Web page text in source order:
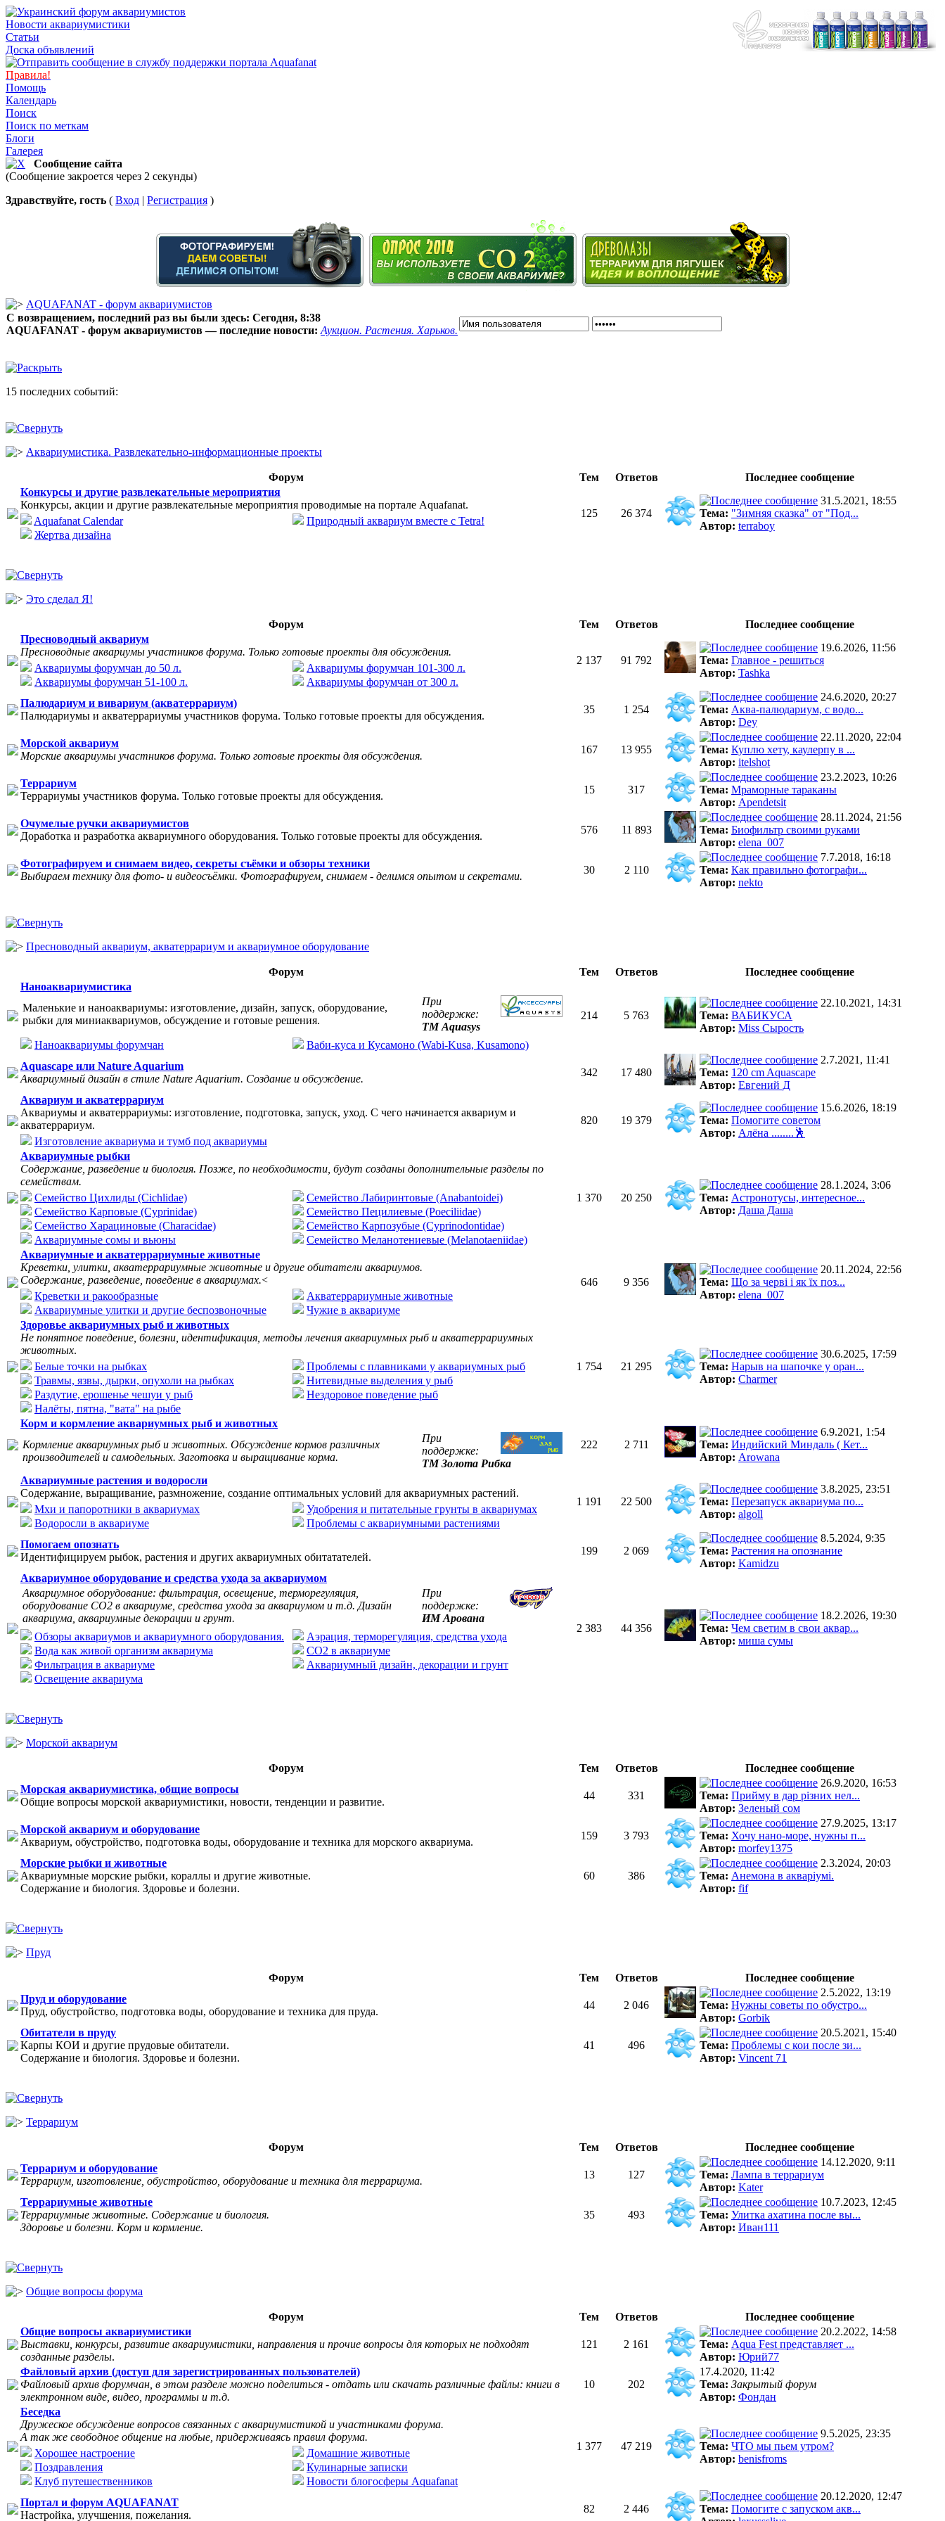
Новости аквариумистики
Статьи
Доска объявлений
Правила!
Помощь
Календарь
Поиск
Поиск по меткам
Блоги
Галерея
Сообщение сайта
(Сообщение закроется через 2 секунды)
Здравствуйте, гость ( Вход | Регистрация )
AQUAFANAT - форум аквариумистов
С возвращением, последний раз вы были здесь: Сегодня, 8:38
AQUAFANAT - форум аквариумистов — последние новости: Аукцион. Растения. Харьков.
15 последних событий:
Аквариумистика. Развлекательно-информационные проекты
Форум Тем Ответов
Последнее сообщение
Конкурсы и другие развлекательные мероприятия
Конкурсы, акции и другие развлекательные мероприятия проводимые на портале Aquafanat.
Aquafanat Calendar
Жертва дизайна
Природный аквариум вместе с Tetra!
125 26 374
31.5.2021, 18:55
Тема: "Зимняя сказка" от "Под...
Автор: terraboy
Это сделал Я!
Форум Тем Ответов
Последнее сообщение
Пресноводный аквариум
Пресноводные аквариумы участников форума. Только готовые проекты для обсуждения.
Аквариумы форумчан до 50 л.
Аквариумы форумчан 51-100 л.
Аквариумы форумчан 101-300 л.
Аквариумы форумчан от 300 л.
2 137 91 792
19.6.2026, 11:56
Тема: Главное - решиться
Автор: Tashka
Палюдариум и вивариум (акватеррариум)
Палюдариумы и акватеррариумы участников форума. Только готовые проекты для обсуждения.
35 1 254
24.6.2020, 20:27
Тема: Аква-палюдариум, с водо...
Автор: Dey
Морской аквариум
Морские аквариумы участников форума. Только готовые проекты для обсуждения.
167 13 955
22.11.2020, 22:04
Тема: Куплю хету, каулерпу в ...
Автор: itelshot
Террариум
Террариумы участников форума. Только готовые проекты для обсуждения.
15 317
23.2.2023, 10:26
Тема: Мраморные тараканы
Автор: Apendetsit
Очумелые ручки аквариумистов
Доработка и разработка аквариумного оборудования. Только готовые проекты для обсуждения.
576 11 893
28.11.2024, 21:56
Тема: Биофильтр своими руками
Автор: elena_007
Фотографируем и снимаем видео, секреты съёмки и обзоры техники
Выбираем технику для фото- и видеосъёмки. Фотографируем, снимаем - делимся опытом и секретами.
30 2 110
7.7.2018, 16:18
Тема: Как правильно фотографи...
Автор: nekto
Пресноводный аквариум, акватеррариум и аквариумное оборудование
Форум Тем Ответов
Последнее сообщение
Наноаквариумистика
Маленькие и наноаквариумы: изготовление, дизайн, запуск, оборудование,
рыбки для миниаквариумов, обсуждение и готовые решения.
При
поддержке:
ТМ Aquasys
Наноаквариумы форумчан
Ваби-куса и Кусамоно (Wabi-Kusa, Kusamono)
214 5 763
22.10.2021, 14:31
Тема: ВАБИКУСА
Автор: Miss Сырость
Aquascape или Nature Aquarium
Аквариумный дизайн в стиле Nature Aquarium. Создание и обсуждение.
342 17 480
2.7.2021, 11:41
Тема: 120 cm Aquascape
Автор: Евгений Д
Аквариум и акватеррариум
Аквариумы и акватеррариумы: изготовление, подготовка, запуск, уход. С чего начинается аквариум и
акватеррариум.
Изготовление аквариума и тумб под аквариумы
820 19 379
15.6.2026, 18:19
Тема: Помогите советом
Автор: Алёна ........🕺
Аквариумные рыбки
Содержание, разведение и биология. Позже, по необходимости, будут созданы дополнительные разделы по
семействам.
Семейство Цихлиды (Cichlidae)
Семейство Карповые (Cyprinidae)
Семейство Харациновые (Characidae)
Аквариумные сомы и вьюны
Семейство Лабиринтовые (Anabantoidei)
Cемейство Пецилиевые (Poeciliidae)
Семейство Карпозубые (Cyprinodontidae)
Семейство Меланотениевые (Melanotaeniidae)
1 370 20 250
28.1.2024, 3:06
Тема: Астронотусы, интересное...
Автор: Даша Даша
Аквариумные и акватеррариумные животные
Креветки, улитки, акватеррариумные животные и другие обитатели аквариумов.
Содержание, разведение, поведение в аквариумах.<
Креветки и ракообразные
Аквариумные улитки и другие беспозвоночные
Акватеррариумные животные
Чужие в аквариуме
646 9 356
20.11.2024, 22:56
Тема: Що за черві і як їх поз...
Автор: elena_007
Здоровье аквариумных рыб и животных
Не понятное поведение, болезни, идентификация, методы лечения аквариумных рыб и акватеррариумных
животных.
Белые точки на рыбках
Травмы, язвы, дырки, опухоли на рыбках
Раздутие, ерошенье чешуи у рыб
Налёты, пятна, "вата" на рыбе
Проблемы с плавниками у аквариумных рыб
Нитевидные выделения у рыб
Нездоровое поведение рыб
1 754 21 295
30.6.2025, 17:59
Тема: Нарыв на шапочке у оран...
Автор: Charmer
Корм и кормление аквариумных рыб и животных
Кормление аквариумных рыб и животных. Обсуждение кормов различных
производителей и самодельных. Заготовка и выращивание корма.
При
поддержке:
ТМ Золота Рибка
222 2 711
6.9.2021, 1:54
Тема: Индийский Миндаль ( Кет...
Автор: Arowana
Аквариумные растения и водоросли
Содержание, выращивание, размножение, создание оптимальных условий для аквариумных растений.
Мхи и папоротники в аквариумах
Водоросли в аквариуме
Удобрения и питательные грунты в аквариумах
Проблемы с аквариумными растениями
1 191 22 500
3.8.2025, 23:51
Тема: Перезапуск аквариума по...
Автор: algoll
Помогаем опознать
Идентифицируем рыбок, растения и других аквариумных обитатателей.
199 2 069
8.5.2024, 9:35
Тема: Растения на опознание
Автор: Kamidzu
Аквариумное оборудование и средства ухода за аквариумом
Аквариумное оборудование: фильтрация, освещение, терморегуляция,
оборудование СО2 в аквариуме, средства ухода за аквариумом и т.д. Дизайн
аквариума, аквариумные декорации и грунт.
При
поддержке:
ИМ Арована
Обзоры аквариумов и аквариумного оборудования.
Вода как живой организм аквариума
Фильтрация в аквариуме
Освещение аквариума
Аэрация, терморегуляция, средства ухода
CO2 в аквариуме
Аквариумный дизайн, декорации и грунт
2 383 44 356
18.2.2026, 19:30
Тема: Чем светим в свои аквар...
Автор: миша сумы
Морской аквариум
Форум Тем Ответов
Последнее сообщение
Морская аквариумистика, общие вопросы
Общие вопросы морской аквариумистики, новости, тенденции и развитие.
44 331
26.9.2020, 16:53
Тема: Прийму в дар різних нел...
Автор: Зеленый сом
Морской аквариум и оборудование
Аквариум, обустройство, подготовка воды, оборудование и техника для морского аквариума.
159 3 793
27.9.2025, 13:17
Тема: Хочу нано-море, нужны п...
Автор: morfey1375
Морские рыбки и животные
Аквариумные морские рыбки, кораллы и другие животные.
Содержание и биология. Здоровье и болезни.
60 386
2.3.2024, 20:03
Тема: Анемона в акваріумі.
Автор: fif
Пруд
Форум Тем Ответов
Последнее сообщение
Пруд и оборудование
Пруд, обустройство, подготовка воды, оборудование и техника для пруда.
44 2 046
2.5.2022, 13:19
Тема: Нужны советы по обустро...
Автор: Gorbik
Обитатели в пруду
Карпы КОИ и другие прудовые обитатели.
Содержание и биология. Здоровье и болезни.
41 496
20.5.2021, 15:40
Тема: Проблемы с кои после зи...
Автор: Vincent 71
Террариум
Форум Тем Ответов
Последнее сообщение
Террариум и оборудование
Террариум, изготовление, обустройство, оборудование и техника для террариума.
13 127
14.12.2020, 9:11
Тема: Лампа в террариум
Автор: Kater
Террариумные животные
Террариумные животные. Содержание и биология.
Здоровье и болезни. Корм и кормление.
35 493
10.7.2023, 12:45
Тема: Улитка ахатина после вы...
Автор: Иван111
Общие вопросы форума
Форум Тем Ответов
Последнее сообщение
Общие вопросы аквариумистики
Выставки, конкурсы, развитие аквариумистики, направления и прочие вопросы для которых не подходят
созданные разделы.
121 2 161
20.2.2022, 14:58
Тема: Aqua Fest представляет ...
Автор: Юрий77
Файловый архив (доступ для зарегистрированных пользователей)
Файловый архив форумчан, в этом разделе можно поделиться - отдать или скачать различные файлы: книги в
электронном виде, видео, программы и т.д.
10 202
17.4.2020, 11:42
Тема: Закрытый форум
Автор: Фондан
Беседка
Дружеское обсуждение вопросов связанных с аквариумистикой и участниками форума.
А так же свободное общение на любые, придерживаясь правил форума.
Хорошее настроение
Поздравления
Клуб путешественников
Домашние животные
Кулинарные записки
Новости блогосферы Aquafanat
1 377 47 219
9.5.2025, 23:35
Тема: ЧТО мы пьем утром?
Автор: benisfroms
Портал и форум AQUAFANAT
Настройка, улучшения, пожелания.
82 2 446
20.12.2020, 12:47
Тема: Помогите с запуском акв...